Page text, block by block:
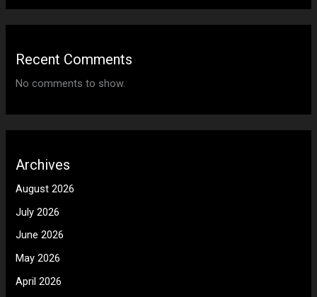
Recent Comments
No comments to show.
Archives
August 2026
July 2026
June 2026
May 2026
April 2026